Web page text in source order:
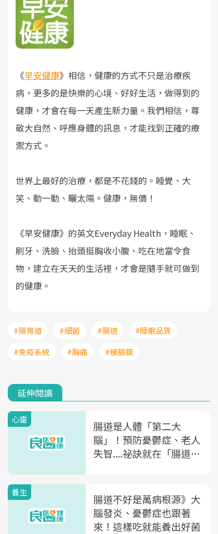
《早安健康》相信，健康的方式不只是治療疾
病，更多的是快樂的心境、好好生活，做得到的
健康，才會在每一天產生新力量。我們相信，尊
敬大自然、呼應身體的訊息，才能找到正確的療
禦方式。
世界上最好的治療，都是不花錢的。睡覺、大
笑、動一動、曬太陽。健康，無價！
《早安健康》的英文Everyday Health，睡眠、
刷牙、洗臉、抬頭挺胸收小腹、吃在地當令食
物，建立在天天的生活裡，才會是隨手就可做到
的健康。
#腸胃道 #細菌 #腸道
#睡眠品質
#免疫系統
#胸痛 #橫膈膜
延伸閱讀
心靈
腸道是人體「第二大
腦」！預防憂鬱症、老人
失智....祕訣就在「腸道細
養生
腸道不好是萬病根源》大
腦發炎、憂鬱症也跟著
來！這樣吃就能養出好菌